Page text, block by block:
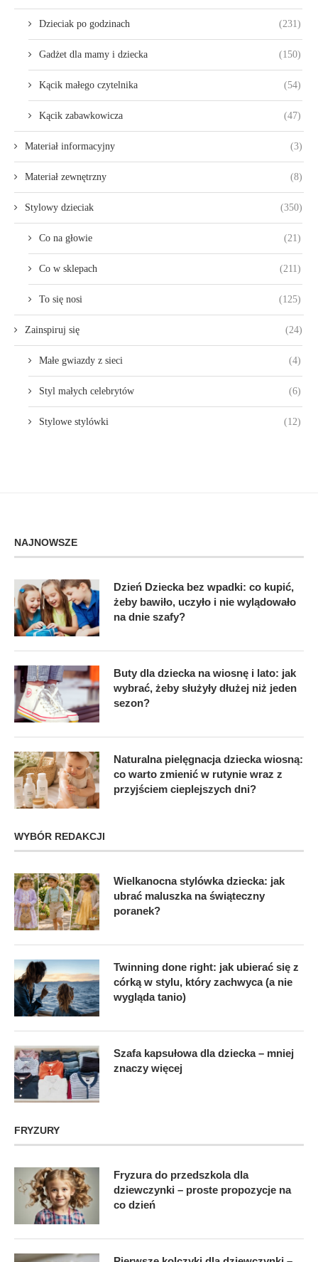
Dzieciak po godzinach (231)
Gadżet dla mamy i dziecka (150)
Kącik małego czytelnika (54)
Kącik zabawkowicza (47)
Materiał informacyjny (3)
Materiał zewnętrzny (8)
Stylowy dzieciak (350)
Co na głowie (21)
Co w sklepach (211)
To się nosi (125)
Zainspiruj się (24)
Małe gwiazdy z sieci (4)
Styl małych celebrytów (6)
Stylowe stylówki (12)
NAJNOWSZE
Dzień Dziecka bez wpadki: co kupić,
żeby bawiło, uczyło i nie wylądowało
na dnie szafy?
Buty dla dziecka na wiosnę i lato: jak
wybrać, żeby służyły dłużej niż jeden
sezon?
Naturalna pielęgnacja dziecka wiosną:
co warto zmienić w rutynie wraz z
przyjściem cieplejszych dni?
WYBÓR REDAKCJI
Wielkanocna stylówka dziecka: jak
ubrać maluszka na świąteczny
poranek?
Twinning done right: jak ubierać się z
córką w stylu, który zachwyca (a nie
wygląda tanio)
Szafa kapsułowa dla dziecka – mniej
znaczy więcej
FRYZURY
Fryzura do przedszkola dla
dziewczynki – proste propozycje na
co dzień